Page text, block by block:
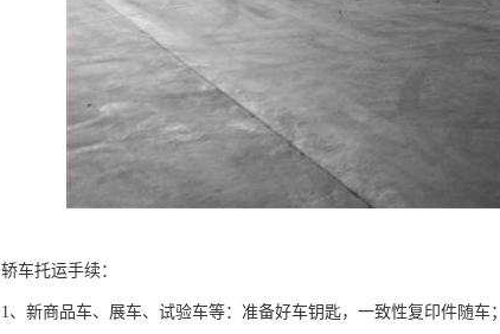
轿车托运手续：
1、新商品车、展车、试验车等：准备好车钥匙，一致性复印件随车；